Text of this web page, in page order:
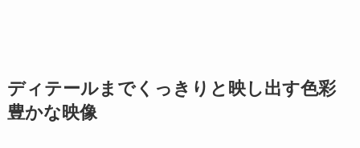
ディテールまでくっきりと映し出す色彩
豊かな映像